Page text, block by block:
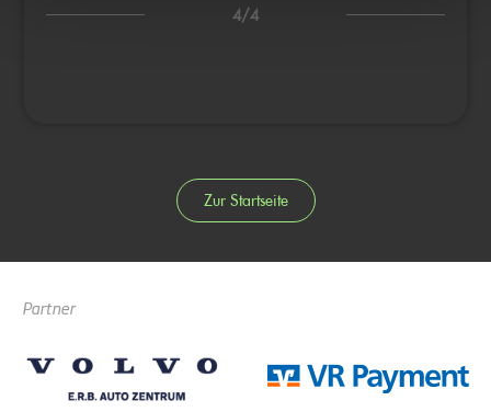
4/4
Zur Startseite
Partner